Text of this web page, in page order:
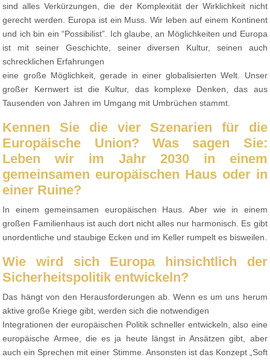
sind alles Verkürzungen, die der Komplexität der Wirklichkeit nicht
gerecht werden. Europa ist ein Muss. Wir leben auf einem Kontinent
und ich bin ein “Possibilist”. Ich glaube, an Möglichkeiten und Europa
ist mit seiner Geschichte, seiner diversen Kultur, seinen auch
schrecklichen Erfahrungen
eine große Möglichkeit, gerade in einer globalisierten Welt. Unser
großer Kernwert ist die Kultur, das komplexe Denken, das aus
Tausenden von Jahren im Umgang mit Umbrüchen stammt.
Kennen Sie die vier Szenarien für die
Europäische Union? Was sagen Sie:
Leben wir im Jahr 2030 in einem
gemeinsamen europäischen Haus oder in
einer Ruine?
In einem gemeinsamen europäischen Haus. Aber wie in einem
großen Familienhaus ist auch dort nicht alles nur harmonisch. Es gibt
unordentliche und staubige Ecken und im Keller rumpelt es bisweilen.
Wie wird sich Europa hinsichtlich der
Sicherheitspolitik entwickeln?
Das hängt von den Herausforderungen ab. Wenn es um uns herum
aktive große Kriege gibt, werden sich die notwendigen
Integrationen der europäischen Politik schneller entwickeln, also eine
europäische Armee, die es ja heute längst in Ansätzen gibt, aber
auch ein Sprechen mit einer Stimme. Ansonsten ist das Konzept „Soft